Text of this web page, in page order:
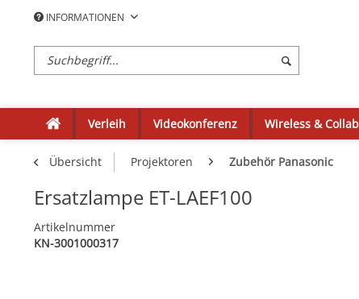
INFORMATIONEN
Verleih Videokonferenz Wireless &
Übersicht Projektoren Zubehör Panasonic
Ersatzlampe ET-LAEF100
Artikelnummer
KN-3001000317